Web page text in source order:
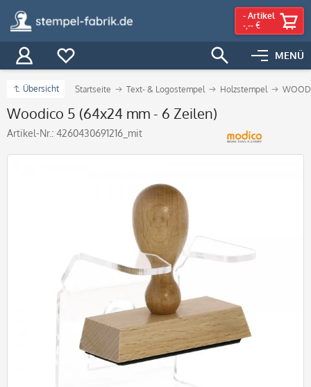
MENÜ
- Artikel
-,-- €
Übersicht Startseite Text- & Logostempel Holzstempel
Woodico 5 (64x24 mm - 6 Zeilen)
Artikel-Nr.: 4260430691216_mit